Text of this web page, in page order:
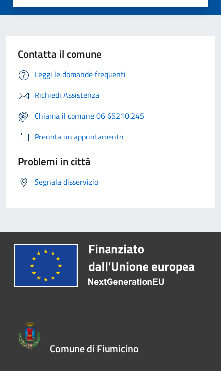
Contatta il comune
Leggi le domande frequenti
Richiedi Assistenza
Chiama il comune 06 65210.245
Prenota un appuntamento
Problemi in città
Segnala disservizio
Comune di Fiumicino